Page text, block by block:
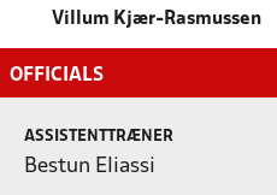
Villum Kjær-Rasmussen
OFFICIALS
ASSISTENTTRÆNER
Bestun Eliassi